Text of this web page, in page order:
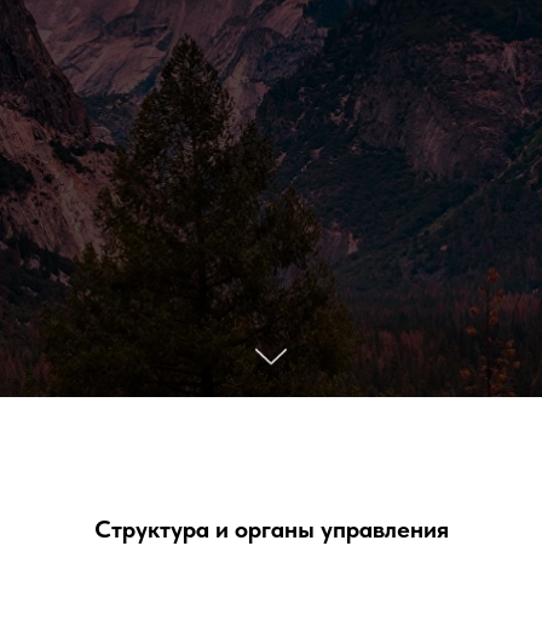
Структура и органы управления